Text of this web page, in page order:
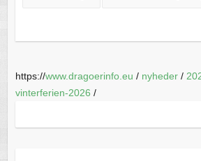
https://www.dragoerinfo.eu / nyheder/
vinterferien-2026 /